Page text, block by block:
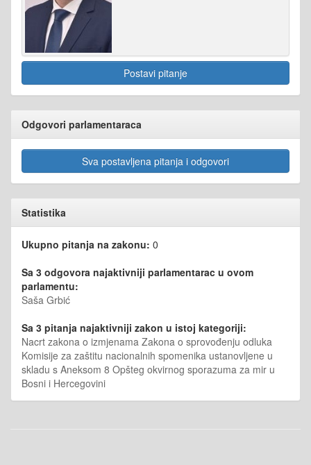
Postavi pitanje
Odgovori parlamentaraca
Sva postavljena pitanja i odgovori
Statistika
Ukupno pitanja na zakonu: 0
Sa 3 odgovora najaktivniji parlamentarac u ovom
parlamentu:
Saša Grbić
Sa 3 pitanja najaktivniji zakon u istoj kategoriji:
Nacrt zakona o izmjenama Zakona o sprovođenju odluka
Komisije za zaštitu nacionalnih spomenika ustanovljene u
skladu s Aneksom 8 Opšteg okvirnog sporazuma za mir u
Bosni i Hercegovini